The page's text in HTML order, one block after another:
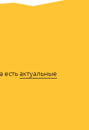
естьактуальные